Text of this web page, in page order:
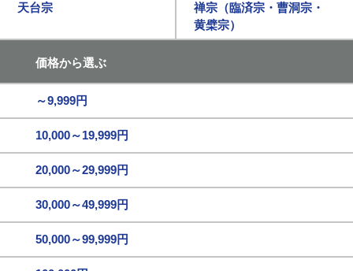
天台宗
禅宗（臨済宗・曹洞宗・
黄檗宗）
価格から選ぶ
～9,999円
10,000～19,999円
20,000～29,999円
30,000～49,999円
50,000～99,999円